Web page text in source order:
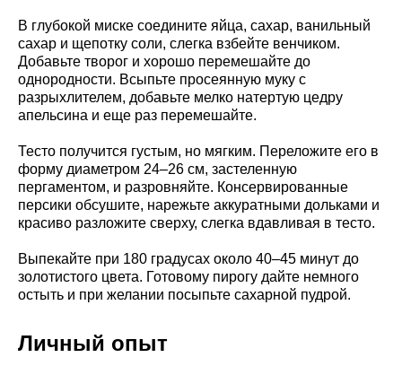
В глубокой миске соедините яйца, сахар, ванильный
сахар и щепотку соли, слегка взбейте венчиком.
Добавьте творог и хорошо перемешайте до
однородности. Всыпьте просеянную муку с
разрыхлителем, добавьте мелко натертую цедру
апельсина и еще раз перемешайте.
Тесто получится густым, но мягким. Переложите его в
форму диаметром 24–26 см, застеленную
пергаментом, и разровняйте. Консервированные
персики обсушите, нарежьте аккуратными дольками и
красиво разложите сверху, слегка вдавливая в тесто.
Выпекайте при 180 градусах около 40–45 минут до
золотистого цвета. Готовому пирогу дайте немного
остыть и при желании посыпьте сахарной пудрой.
Личный опыт